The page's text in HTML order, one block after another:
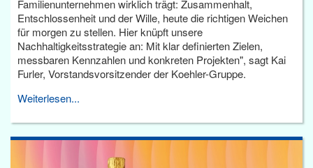
Familienunternehmen wirklich trägt: Zusammenhalt,
Entschlossenheit und der Wille, heute die richtigen Weichen
für morgen zu stellen. Hier knüpft unsere
Nachhaltigkeitsstrategie an: Mit klar definierten Zielen,
messbaren Kennzahlen und konkreten Projekten", sagt Kai
Furler, Vorstandsvorsitzender der Koehler-Gruppe.
Weiterlesen...